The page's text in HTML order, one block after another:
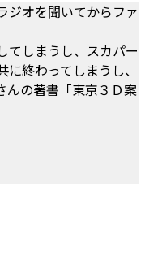
ジオを聞いてからファ
てしまうし、スカパー
終わってしまうし、
んの著書「東京３Ｄ案